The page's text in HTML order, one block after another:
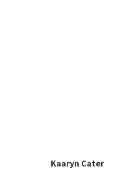
Kaaryn Cater